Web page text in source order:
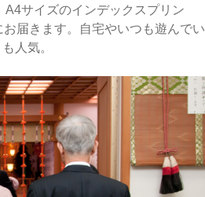
サイズのインデックスプリン
届きます。自宅やいつも遊んでい
人気。